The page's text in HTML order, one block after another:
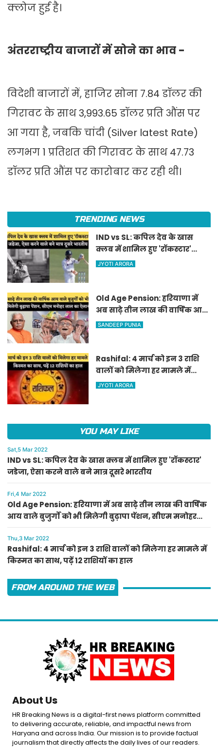
क्लोज हुई है।
अंतरराष्ट्रीय बाजारों में सोने का भाव -
विदेशी बाजारों में, हाजिर सोना 7.84 डॉलर की
गिरावट के साथ 3,993.65 डॉलर प्रति औंस पर
आ गया है, जबकि चांदी (Silver latest Rate)
लगभग 1 प्रतिशत की गिरावट के साथ 47.73
डॉलर प्रति औंस पर कारोबार कर रही थी।
TRENDING NEWS
IND vs SL: कपिल देव के खास
क्लब में शामिल हुए 'रॉकस्टार'
जडेजा, ऐसा करने वाले बने मात्र
JYOTI ARORA
Old Age Pension: हरियाणा में
अब साढ़े तीन लाख की वार्षिक आय
वाले बुजुर्गों को भी मिलेगी बुढ़ापा
SANDEEP PUNIA
Rashifal: 4 मार्च को इन 3 राशि
वालों को मिलेगा हर मामले में
किस्मत का साथ, पढ़ें 12 राशियों का
JYOTI ARORA
YOU MAY LIKE
Sat,5 Mar 2022
IND vs SL: कपिल देव के खास क्लब में शामिल हुए 'रॉकस्टार'
जडेजा, ऐसा करने वाले बने मात्र दूसरे भारतीय
Fri,4 Mar 2022
Old Age Pension: हरियाणा में अब साढ़े तीन लाख की वार्षिक
आय वाले बुजुर्गों को भी मिलेगी बुढ़ापा पेंशन, सीएम मनोहर
लाल का ऐलान
Thu,3 Mar 2022
Rashifal: 4 मार्च को इन 3 राशि वालों को मिलेगा हर मामले में
किस्मत का साथ, पढ़ें 12 राशियों का हाल
FROM AROUND THE WEB
About Us
HR Breaking News is a digital-first news platform committed
to delivering accurate, reliable, and impactful news from
Haryana and across India. Our mission is to provide factual
journalism that directly affects the daily lives of our readers.